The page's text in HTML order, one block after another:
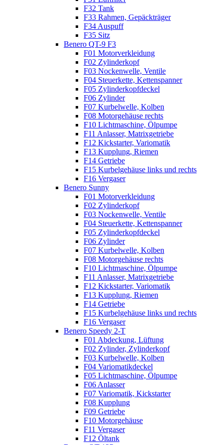
F32 Tank
F33 Rahmen, Gepäckträger
F34 Auspuff
F35 Sitz
Benero QT-9 F3
F01 Motorverkleidung
F02 Zylinderkopf
F03 Nockenwelle, Ventile
F04 Steuerkette, Kettenspanner
F05 Zylinderkopfdeckel
F06 Zylinder
F07 Kurbelwelle, Kolben
F08 Motorgehäuse rechts
F10 Lichtmaschine, Ölpumpe
F11 Anlasser, Matrixgetriebe
F12 Kickstarter, Variomatik
F13 Kupplung, Riemen
F14 Getriebe
F15 Kurbelgehäuse links und rechts
F16 Vergaser
Benero Sunny
F01 Motorverkleidung
F02 Zylinderkopf
F03 Nockenwelle, Ventile
F04 Steuerkette, Kettenspanner
F05 Zylinderkopfdeckel
F06 Zylinder
F07 Kurbelwelle, Kolben
F08 Motorgehäuse rechts
F10 Lichtmaschine, Ölpumpe
F11 Anlasser, Matrixgetriebe
F12 Kickstarter, Variomatik
F13 Kupplung, Riemen
F14 Getriebe
F15 Kurbelgehäuse links und rechts
F16 Vergaser
Benero Speedy 2-T
F01 Abdeckung, Lüftung
F02 Zylinder, Zylinderkopf
F03 Kurbelwelle, Kolben
F04 Variomatikdeckel
F05 Lichtmaschine, Ölpumpe
F06 Anlasser
F07 Variomatik, Kickstarter
F08 Kupplung
F09 Getriebe
F10 Motorgehäuse
F11 Vergaser
F12 Öltank